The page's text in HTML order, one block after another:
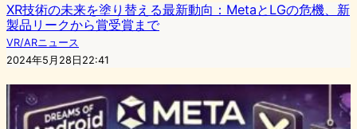
XR技術の未来を塗り替える最新動向：MetaとLGの危機、新
製品リークから賞受賞まで
VR/ARニュース
2024年5月28日22:41